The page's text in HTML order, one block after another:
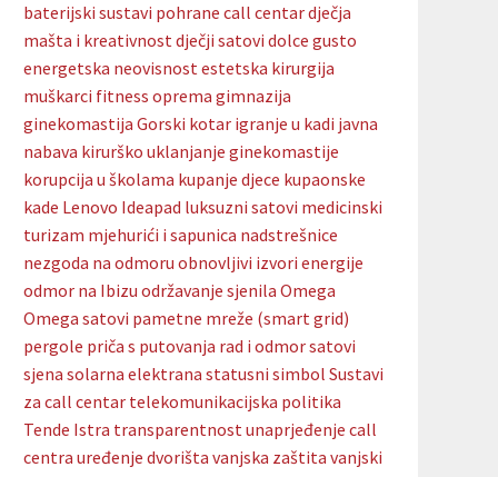
baterijski sustavi pohrane call centardječja
mašta i kreativnostdječji satovi dolce gusto
energetska neovisnostestetska kirurgija
muškarci fitness oprema gimnazija
ginekomastija Gorski kotar igranje u kadi javna
nabava kirurško uklanjanje ginekomastije
korupcija u školama kupanje djece kupaonske
kade Lenovo Ideapad luksuzni satovi medicinski
turizam mjehurići i sapunica nadstrešnice
nezgoda na odmoru obnovljivi izvori energije
odmor na Ibizu održavanje sjenila Omega
Omega satovi pametne mreže (smart grid)
pergole priča s putovanja rad i odmorsatovi
sjena solarna elektrana statusni simbol Sustavi
za call centar telekomunikacijska politika
Tende Istra transparentnostunaprjeđenje call
centra uređenje dvorišta vanjska zaštita vanjski